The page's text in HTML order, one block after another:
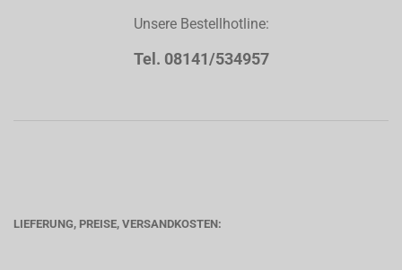
Unsere Bestellhotline:
Tel. 08141/534957
LIEFERUNG, PREISE, VERSANDKOSTEN: